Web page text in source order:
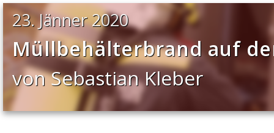
23. Jänner 2020
Müllbehälterbrand auf
von Sebastian Kleber